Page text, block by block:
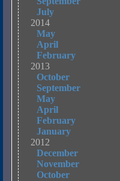
July
2014
May
April
February
2013
October
September
May
April
February
January
2012
December
November
October